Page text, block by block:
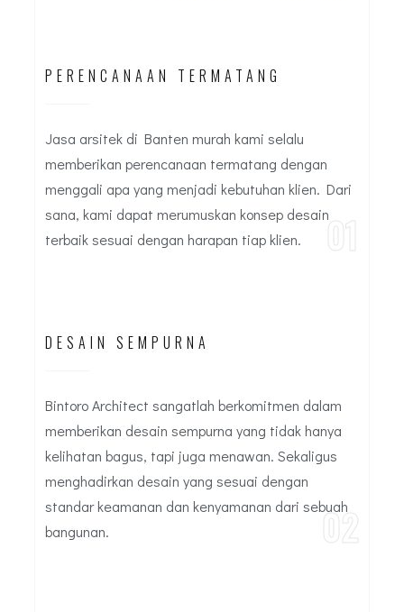
PERENCANAAN TERMATANG
Jasa arsitek di Banten murah kami selalu
memberikan perencanaan termatang dengan
menggali apa yang menjadi kebutuhan klien. Dari
sana, kami dapat merumuskan konsep desain
terbaik sesuai dengan harapan tiap klien.
01
DESAIN SEMPURNA
Bintoro Architect sangatlah berkomitmen dalam
memberikan desain sempurna yang tidak hanya
kelihatan bagus, tapi juga menawan. Sekaligus
menghadirkan desain yang sesuai dengan
standar keamanan dan kenyamanan dari sebuah
bangunan.
02